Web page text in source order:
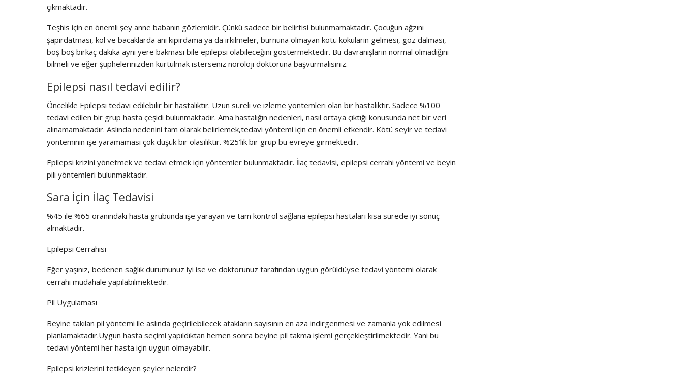
çıkmaktadır.
Teşhis için en önemli şey anne babanın gözlemidir. Çünkü sadece bir belirtisi bulunmamaktadır. Çocuğun ağzını
şapırdatması, kol ve bacaklarda ani kıpırdama ya da irkilmeler, burnuna olmayan kötü kokuların gelmesi, göz dalması,
boş boş birkaç dakika aynı yere bakması bile epilepsi olabileceğini göstermektedir. Bu davranışların normal olmadığını
bilmeli ve eğer şüphelerinizden kurtulmak isterseniz nöroloji doktoruna başvurmalısınız.
Epilepsi nasıl tedavi edilir?
Öncelikle Epilepsi tedavi edilebilir bir hastalıktır. Uzun süreli ve izleme yöntemleri olan bir hastalıktır. Sadece %100
tedavi edilen bir grup hasta çeşidi bulunmaktadır. Ama hastalığın nedenleri, nasıl ortaya çıktığı konusunda net bir veri
alınamamaktadır. Aslında nedenini tam olarak belirlemek,tedavi yöntemi için en önemli etkendir. Kötü seyir ve tedavi
yönteminin işe yaramaması çok düşük bir olasılıktır. %25’lik bir grup bu evreye girmektedir.
Epilepsi krizini yönetmek ve tedavi etmek için yöntemler bulunmaktadır. İlaç tedavisi, epilepsi cerrahi yöntemi ve beyin
pili yöntemleri bulunmaktadır.
Sara İçin İlaç Tedavisi
%45 ile %65 oranındaki hasta grubunda işe yarayan ve tam kontrol sağlana epilepsi hastaları kısa sürede iyi sonuç
almaktadır.
Epilepsi Cerrahisi
Eğer yaşınız, bedenen sağlık durumunuz iyi ise ve doktorunuz tarafından uygun görüldüyse tedavi yöntemi olarak
cerrahi müdahale yapılabilmektedir.
Pil Uygulaması
Beyine takılan pil yöntemi ile aslında geçirilebilecek atakların sayısının en aza indirgenmesi ve zamanla yok edilmesi
planlamaktadır.Uygun hasta seçimi yapıldıktan hemen sonra beyine pil takma işlemi gerçekleştirilmektedir. Yani bu
tedavi yöntemi her hasta için uygun olmayabilir.
Epilepsi krizlerini tetikleyen şeyler nelerdir?